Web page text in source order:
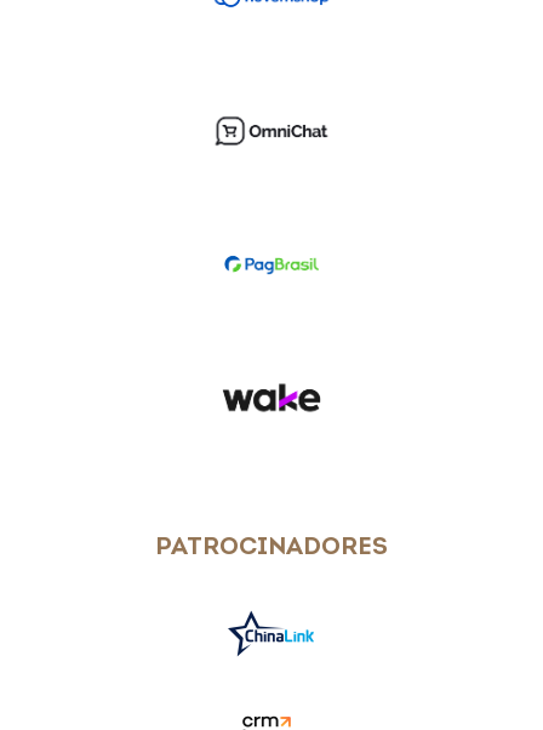
PATROCINADORES